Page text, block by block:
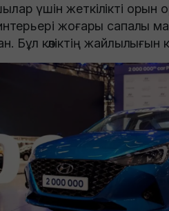
үшін жеткілікті орын
жоғары сапалы
Бұл көліктің жайлылығын